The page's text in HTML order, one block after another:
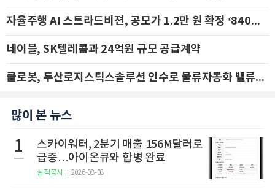
자율주행 AI 스트라드비젼, 공모가 1.2만 원 확정 ‘840억 수혈’
네이블, SK텔레콤과 24억원 규모 공급계약
클로봇, 두산로지스틱스솔루션 인수로 물류자동화 밸류체인 확장 추진 - IBK투자증권
많이 본 뉴스
1
스카이워터, 2분기 매출 156M달러로
급증…아이온큐와 합병 완료
실적공시 2026-08-08